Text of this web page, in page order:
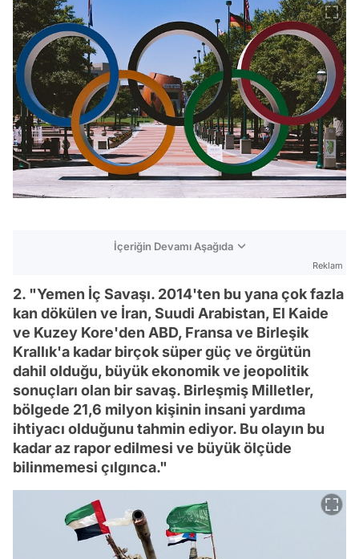
İçeriğin Devamı Aşağıda
Reklam
2. "Yemen İç Savaşı. 2014'ten bu yana çok fazla
kan dökülen ve İran, Suudi Arabistan, El Kaide
ve Kuzey Kore'den ABD, Fransa ve Birleşik
Krallık'a kadar birçok süper güç ve örgütün
dahil olduğu, büyük ekonomik ve jeopolitik
sonuçları olan bir savaş. Birleşmiş Milletler,
bölgede 21,6 milyon kişinin insani yardıma
ihtiyacı olduğunu tahmin ediyor. Bu olayın bu
kadar az rapor edilmesi ve büyük ölçüde
bilinmemesi çılgınca."